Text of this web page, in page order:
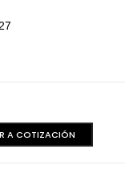
A COTIZACIÓN